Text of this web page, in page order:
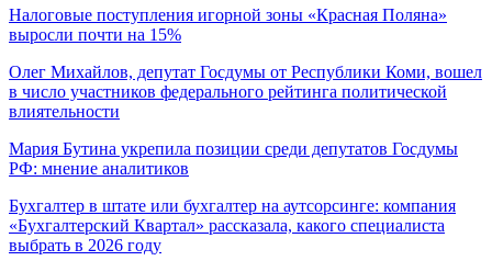
Налоговые поступления игорной зоны «Красная Поляна»
выросли почти на 15%
Олег Михайлов, депутат Госдумы от Республики Коми, вошел
в число участников федерального рейтинга политической
влиятельности
Мария Бутина укрепила позиции среди депутатов Госдумы
РФ: мнение аналитиков
Бухгалтер в штате или бухгалтер на аутсорсинге: компания
«Бухгалтерский Квартал» рассказала, какого специалиста
выбрать в 2026 году